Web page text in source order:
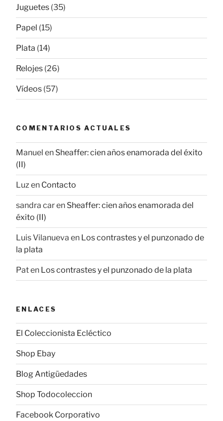
Juguetes (35)
Papel (15)
Plata (14)
Relojes (26)
Vídeos (57)
COMENTARIOS ACTUALES
Manuel en Sheaffer: cien años enamorada del éxito
(II)
Luz en Contacto
sandra caren Sheaffer: cien años enamorada del
éxito (II)
Luis Vilanueva en Los contrastes y el punzonado de
la plata
Paten Los contrastes y el punzonado de la plata
ENLACES
El Coleccionista Ecléctico
Shop Ebay
Blog Antigüedades
Shop Todocoleccion
Facebook Corporativo